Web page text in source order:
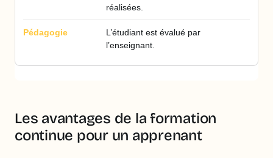
réalisées.
L’étudiant est évalué par
l’enseignant.
Les avantages de la formation
continue pour un apprenant